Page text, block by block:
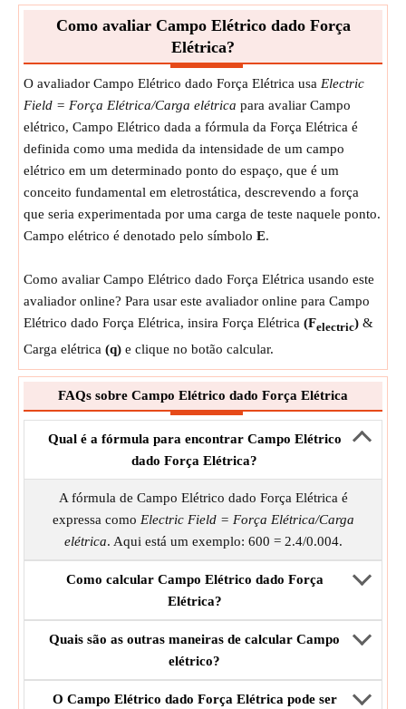
Como avaliar Campo Elétrico dado Força
Elétrica?
O avaliador Campo Elétrico dado Força Elétrica usa Electric
Field = Força Elétrica/Carga elétrica para avaliar Campo
elétrico, Campo Elétrico dada a fórmula da Força Elétrica é
definida como uma medida da intensidade de um campo
elétrico em um determinado ponto do espaço, que é um
conceito fundamental em eletrostática, descrevendo a força
que seria experimentada por uma carga de teste naquele ponto.
Campo elétrico é denotado pelo símbolo E.
Como avaliar Campo Elétrico dado Força Elétrica usando este
avaliador online? Para usar este avaliador online para Campo
Elétrico dado Força Elétrica, insira Força Elétrica (Felectric) &
Carga elétrica (q) e clique no botão calcular.
FAQs sobre Campo Elétrico dado Força Elétrica
Qual é a fórmula para encontrar Campo Elétrico
dado Força Elétrica?
A fórmula de Campo Elétrico dado Força Elétrica é
expressa como Electric Field = Força Elétrica/Carga
elétrica. Aqui está um exemplo: 600 = 2.4/0.004.
Como calcular Campo Elétrico dado Força
Elétrica?
Quais são as outras maneiras de calcular Campo
elétrico?
O Campo Elétrico dado Força Elétrica pode ser